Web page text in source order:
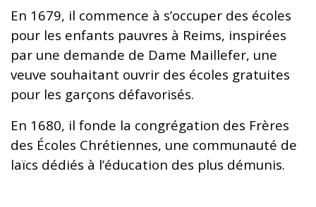
En 1679, il commence à s’occuper des écoles
pour les enfants pauvres à Reims, inspirées
par une demande de Dame Maillefer, une
veuve souhaitant ouvrir des écoles gratuites
pour les garçons défavorisés.
En 1680, il fonde la congrégation des Frères
des Écoles Chrétiennes, une communauté de
laïcs dédiés à l’éducation des plus démunis.